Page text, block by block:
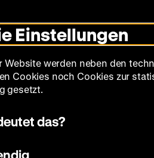
Modus
umschalten
zum
Deutschen
Historischen
in
Deutscher
zum
in
Leichter
Sammlung Bildung
Einstellungen
Website werden neben den
Cookies noch Cookies zur
gesetzt.
das?